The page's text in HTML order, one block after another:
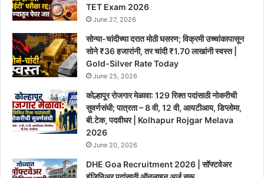
TET Exam 2026
June 27, 2026
सोन्या-चांदीच्या दरात मोठी घसरण; विक्रमी उच्चांकापासून
सोने ₹36 हजारांनी, तर चांदी ₹1.70 लाखांनी स्वस्त |
Gold-Silver Rate Today
June 25, 2026
कोल्हापूर रोजगार मेळावा: 129 रिक्त पदांसाठी नोकरीची
सुवर्णसंधी; पात्रता – 8 वी, 12 वी, आयटीआय, डिप्लोमा,
बी.टेक, पदवीधर | Kolhapur Rojgar Melava
2026
June 20, 2026
DHE Goa Recruitment 2026 | सॉफ्टवेअर